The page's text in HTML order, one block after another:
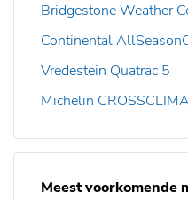
Bridgestone Weather
Continental
Vredestein Quatrac 5
Michelin
Meest voorkomende